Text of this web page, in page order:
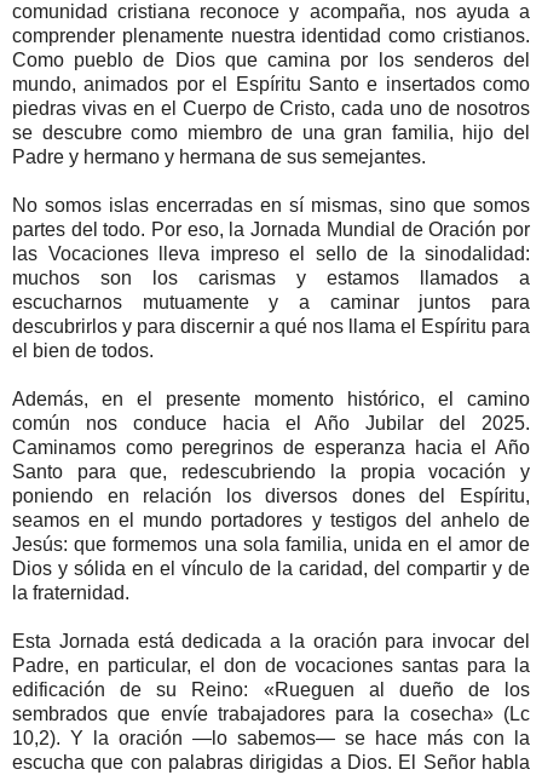
comunidad cristiana reconoce y acompaña, nos ayuda a
comprender plenamente nuestra identidad como cristianos.
Como pueblo de Dios que camina por los senderos del
mundo, animados por el Espíritu Santo e insertados como
piedras vivas en el Cuerpo de Cristo, cada uno de nosotros
se descubre como miembro de una gran familia, hijo del
Padre y hermano y hermana de sus semejantes.
No somos islas encerradas en sí mismas, sino que somos
partes del todo. Por eso, la Jornada Mundial de Oración por
las Vocaciones lleva impreso el sello de la sinodalidad:
muchos son los carismas y estamos llamados a
escucharnos mutuamente y a caminar juntos para
descubrirlos y para discernir a qué nos llama el Espíritu para
el bien de todos.
Además, en el presente momento histórico, el camino
común nos conduce hacia el Año Jubilar del 2025.
Caminamos como peregrinos de esperanza hacia el Año
Santo para que, redescubriendo la propia vocación y
poniendo en relación los diversos dones del Espíritu,
seamos en el mundo portadores y testigos del anhelo de
Jesús: que formemos una sola familia, unida en el amor de
Dios y sólida en el vínculo de la caridad, del compartir y de
la fraternidad.
Esta Jornada está dedicada a la oración para invocar del
Padre, en particular, el don de vocaciones santas para la
edificación de su Reino: «Rueguen al dueño de los
sembrados que envíe trabajadores para la cosecha» (Lc
10,2). Y la oración —lo sabemos— se hace más con la
escucha que con palabras dirigidas a Dios. El Señor habla